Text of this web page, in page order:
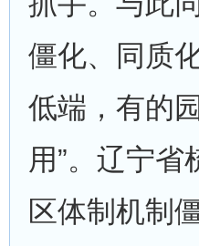
僵化、同质
低端，有的
用”。辽宁
区体制机制